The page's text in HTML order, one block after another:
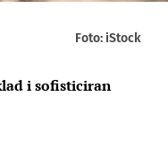
Foto: iStock
i sofisticiran